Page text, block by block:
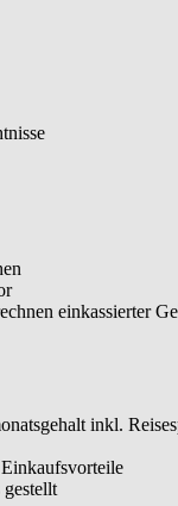
einkassierter
inkl.